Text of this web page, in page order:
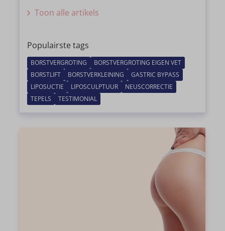
Toon alle artikels
Populairste tags
BORSTVERGROTING
BORSTVERGROTING EIGEN VET
BORSTLIFT
BORSTVERKLEINING
GASTRIC BYPASS
LIPOSUCTIE
LIPOSCULPTUUR
NEUSCORRECTIE
TEPELS
TESTIMONIAL